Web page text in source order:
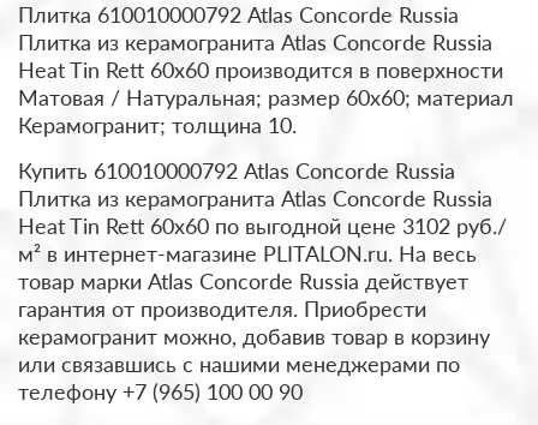
Плитка 610010000792 Atlas Concorde Russia
Плитка из керамогранита Atlas Concorde Russia
Heat Tin Rett 60x60 производится в поверхности
Матовая / Натуральная; размер 60x60; материал
Керамогранит; толщина 10.
Купить 610010000792 Atlas Concorde Russia
Плитка из керамогранита Atlas Concorde Russia
Heat Tin Rett 60x60 по выгодной цене 3102 руб./
м² в интернет-магазине PLITALON.ru. На весь
товар марки Atlas Concorde Russia действует
гарантия от производителя. Приобрести
керамогранит можно, добавив товар в корзину
или связавшись с нашими менеджерами по
телефону +7 (965) 100 00 90